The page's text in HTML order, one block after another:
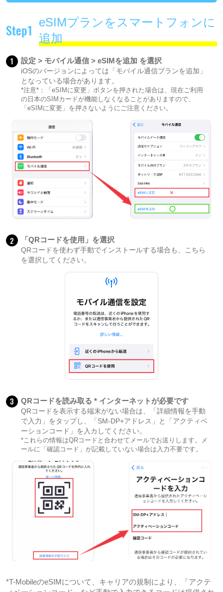
Step1
eSIMプランをスマートフォンに
追加
1 設定 > モバイル通信 > eSIMを追加 を選択
iOSのバージョンによっては「モバイル通信プランを追加」
となっている場合があります。
*注意*：「eSIMに変更」ボタンを押された場合は、現在ご利用
の日本のSIMカードが機能しなくなることがありますので、
「eSIMに変更」を押さないようにご注意ください。
2 「QRコードを使用」を選択
QRコードを使わず手動でインストールする場合も、こちら
を選択してください。
3 QRコードを読み取る * インターネットが必要です
QRコードを表示する端末がない場合は、「詳細情報を手動
で入力」をタップし、「SM-DP+アドレス」と「アクティベ
ーションコード」を入カしてください。
*これらの情報はQRコードと合わせてメールでお送りします。メ
ールに「確認コード」が記載していない場合は入力不要です。
*T-MobileのeSIMについて、キャリアの規制により、「アクテ